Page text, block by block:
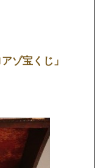
ゾ宝くじ」